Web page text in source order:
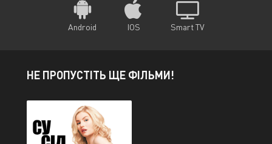
Android IOS Smart TV
НЕ ПРОПУСТІТЬ ЩЕ ФІЛЬМИ!